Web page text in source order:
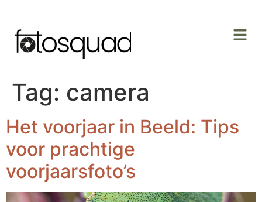
Tag: camera
Het voorjaar in Beeld: Tips
voor prachtige
voorjaarsfoto’s